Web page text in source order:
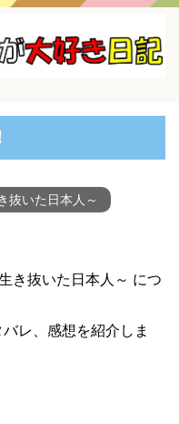
抜いた日本人～
き抜いた日本人～ につ
レ、感想を紹介しま